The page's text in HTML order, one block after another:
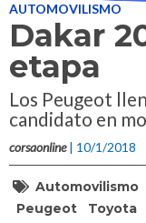
AUTOMOVILISMO
Dakar
etapa
Los Peugeot
candidato en
corsaonline | 10/1/2018
Automovilismo
Peugeot
Toyota